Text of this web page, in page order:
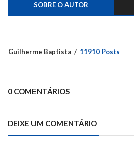
SOBRE O AUTOR
Guilherme Baptista 11910 Posts
0 COMENTÁRIOS
DEIXE UM COMENTÁRIO